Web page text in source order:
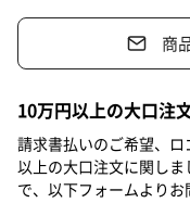
幼児教室で得た学びが、
ひとつになって、
商品詳細情報
商
10万円以上の大口注
請求書払いのご希望、
以上の大口注文に関し
で、以下フォームよりお